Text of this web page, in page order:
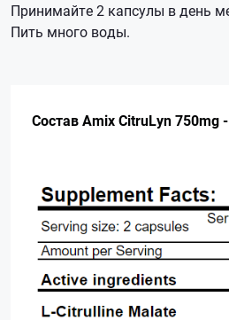
Принимайте 2 капсулы в день
Пить много воды.
Состав Amix CitruLyn 750mg